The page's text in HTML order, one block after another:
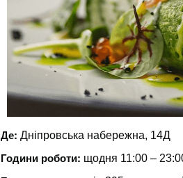
Де: Дніпровська набережна, 14Д
Години роботи: щодня 11:00 –